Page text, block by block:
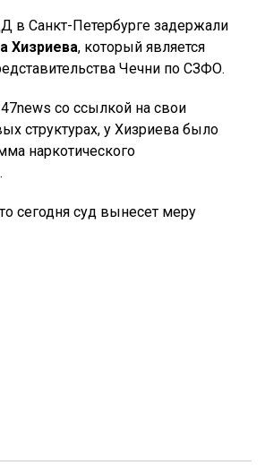
в Санкт-Петербурге задержали
Хизриева, который является
Чечни по СЗФО.
со ссылкой на свои
структурах, у Хизриева было
наркотического
сегодня суд вынесет меру